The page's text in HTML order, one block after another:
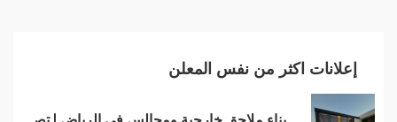
إعلانات اكثر من نفس المعلن